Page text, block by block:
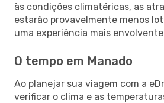
às condições climatéricas, as
estarão provavelmente menos
uma experiência mais
O tempo em Manado
Ao planejar sua viagem com a
verificar o clima e as